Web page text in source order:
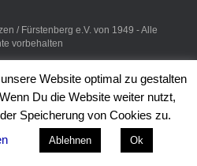
/ Fürstenberg e.V. von 1949 - Alle
vorbehalten
vonSiteOrigin
Website optimal zu gestalten
Du die Website weiter nutzt,
Speicherung von Cookies zu.
Ablehnen Ok